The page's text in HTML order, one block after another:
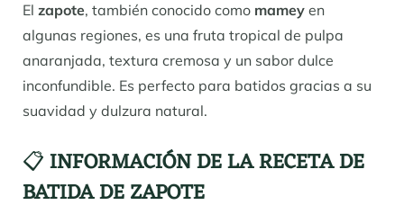
El zapote, también conocido como mamey en
algunas regiones, es una fruta tropical de pulpa
anaranjada, textura cremosa y un sabor dulce
inconfundible. Es perfecto para batidos gracias a su
suavidad y dulzura natural.
📋INFORMACIÓN DE LA RECETA DE
BATIDA DE ZAPOTE